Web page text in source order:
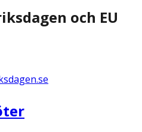
och EU